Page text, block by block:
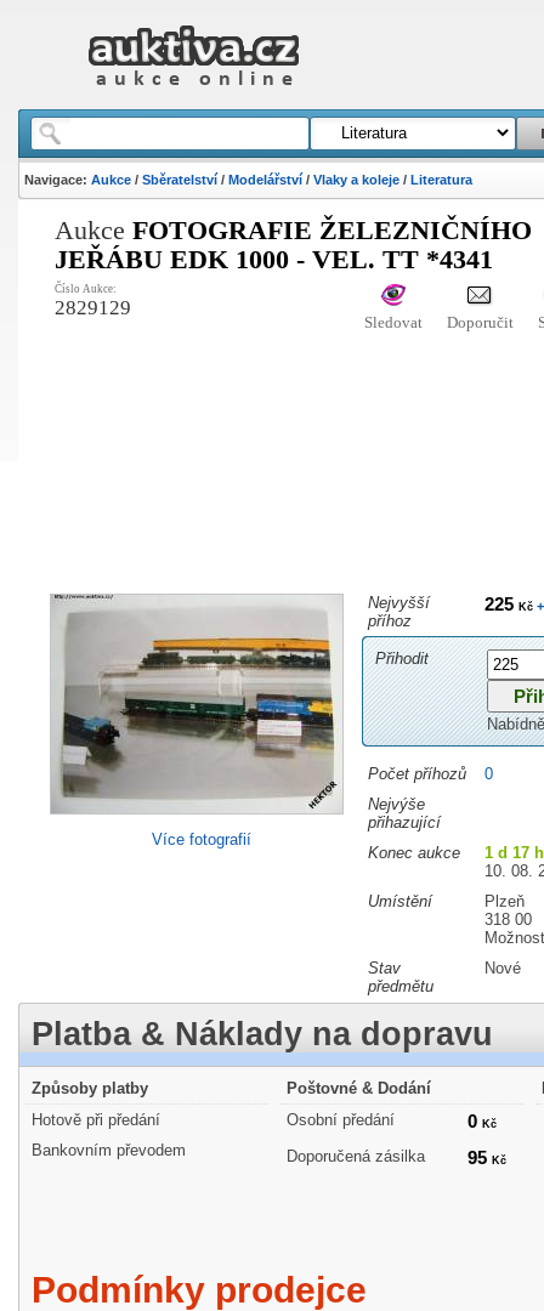
Navigace: Aukce/ Sběratelství/ Modelářství/ Vlaky a koleje/ Literatura
Aukce FOTOGRAFIE ŽELEZNIČNÍHO
JEŘÁBU EDK 1000 - VEL. TT *4341
Číslo Aukce:
2829129
Sledovat Doporučit
Více fotografií
Nejvyšší
příhoz
225 Kč+
Přihodit
Počet příhozů
0
Nejvýše
přihazující
Konec aukce
1 d 17
10. 08.
Umístění
Plzeň
318 00
Stav
předmětu
Nové
Platba & Náklady na dopravu
Způsoby platby
Hotově při předání
Bankovním převodem
Poštovné & Dodání
Osobní předání
0 Kč
Doporučená zásilka 95 Kč
Podmínky prodejce